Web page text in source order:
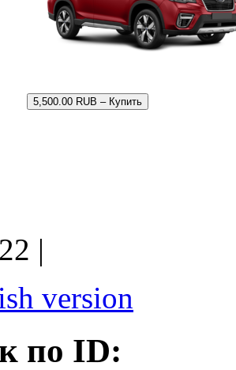
5,500.00 RUB – Купить
|
version
по ID: